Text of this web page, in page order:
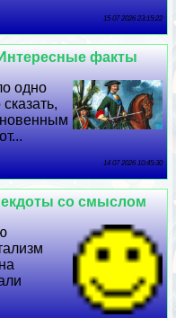
15 07 2026 23:15:22
факты
одно
14 07 2026 10:45:30
со смыслом